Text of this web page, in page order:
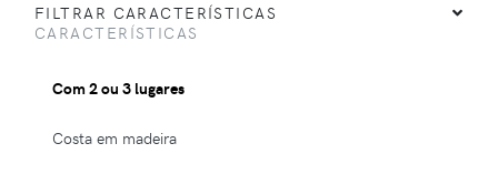
FILTRAR CARACTERÍSTICAS
CARACTERÍSTICAS
Com 2 ou 3 lugares
Costa em madeira